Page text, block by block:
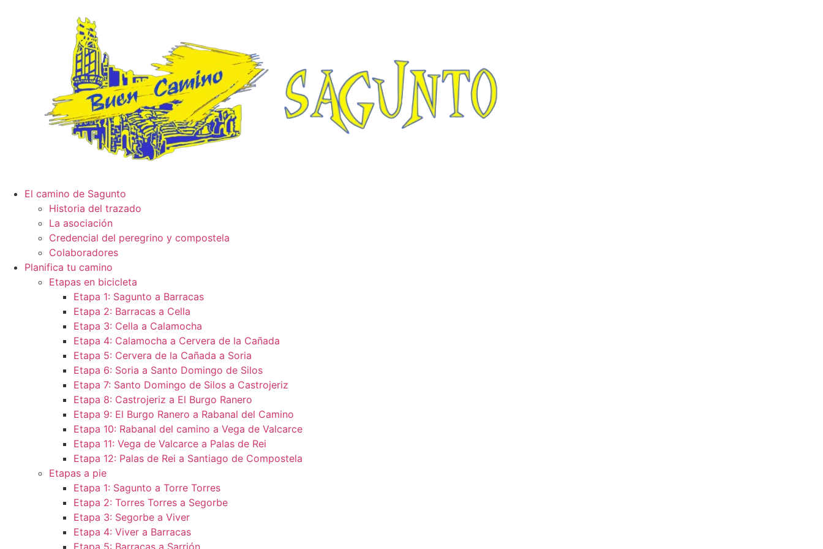
El camino de Sagunto
Historia del trazado
La asociación
Credencial del peregrino y compostela
Colaboradores
Planifica tu camino
Etapas en bicicleta
Etapa 1: Sagunto a Barracas
Etapa 2: Barracas a Cella
Etapa 3: Cella a Calamocha
Etapa 4: Calamocha a Cervera de la Cañada
Etapa 5: Cervera de la Cañada a Soria
Etapa 6: Soria a Santo Domingo de Silos
Etapa 7: Santo Domingo de Silos a Castrojeriz
Etapa 8: Castrojeriz a El Burgo Ranero
Etapa 9: El Burgo Ranero a Rabanal del Camino
Etapa 10: Rabanal del camino a Vega de Valcarce
Etapa 11: Vega de Valcarce a Palas de Rei
Etapa 12: Palas de Rei a Santiago de Compostela
Etapas a pie
Etapa 1: Sagunto a Torre Torres
Etapa 2: Torres Torres a Segorbe
Etapa 3: Segorbe a Viver
Etapa 4: Viver a Barracas
Etapa 5: Barracas a Sarrión